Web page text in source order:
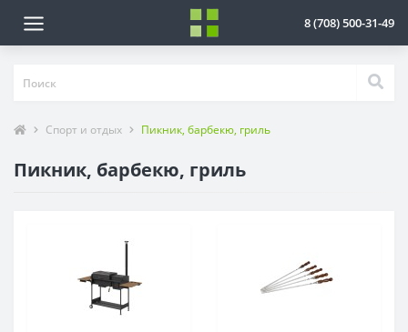
8 (708) 500-31-49
Спорт и отдых Пикник, барбекю, гриль
Пикник, барбекю, гриль